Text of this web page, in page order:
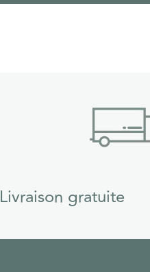
Livraison gratuite